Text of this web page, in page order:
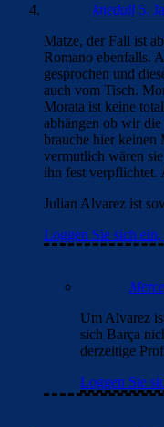
knedull 5.
Matze, der Fall ist
Romano ebenfalls.
gesprochen und
auch vom Tisch.
Morata ist keine
abhängen ob wir
brauche hier keinen
vermutlich wären
ihn fest verpflichtet.
Julian Alvarez ist
Loggen Sie sich
Um Alvarez
sich Barça
derzeitige
Loggen Sie